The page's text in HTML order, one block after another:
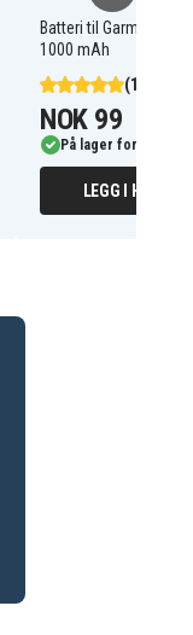
Batteri til Garmin Edge
1000 mAh
(11)
NOK 99
På lager for
LEGG I